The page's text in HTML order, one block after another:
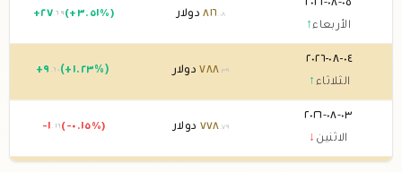
٠٥-٠٨-٢٠٢٦
الأربعاء↑
٨١٦ .٠٨ دولار +٢٧ .٦٩ (+٣.٥١%)
٠٤-٠٨-٢٠٢٦
الثلاثاء ↑
٧٨٨ .٣٩ دولار +٩ .٦٠ (+١.٢٣%)
٠٣-٠٨-٢٠٢٦
الاثنين ↓
٧٧٨ .٧٩ دولار -١ .١٦ (-٠.١٥%)